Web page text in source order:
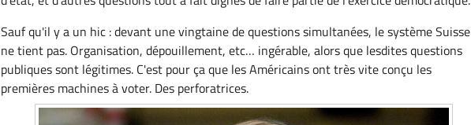
Sauf qu'il y a un hic : devant une vingtaine de questions simultanées, le système Suisse
ne tient pas. Organisation, dépouillement, etc… ingérable, alors que lesdites questions
publiques sont légitimes. C'est pour ça que les Américains ont très vite conçu les
premières machines à voter. Des perforatrices.